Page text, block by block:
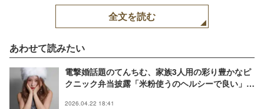
全文を読む
あわせて読みたい
電撃婚話題のてんちむ、家族3人用の彩り豊かなピ
クニック弁当披露「米粉使うのヘルシーで良い」
2026.04.22 18:41